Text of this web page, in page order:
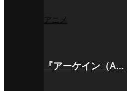
『アーケイン（A…